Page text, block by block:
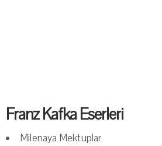
Franz Kafka Eserleri
Milenaya Mektuplar